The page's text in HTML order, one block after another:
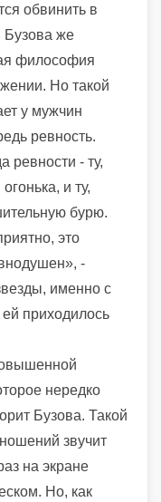
обвинить в
Бузова же
философия
Но такой
у мужчин
ревность.
ревности - ту,
и ту,
бурю.
это
-
именно с
приходилось
нередко
Бузова. Такой
звучит
на экране
Но, как